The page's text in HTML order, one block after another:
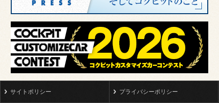
サイトポリシー プライバシーポリシー